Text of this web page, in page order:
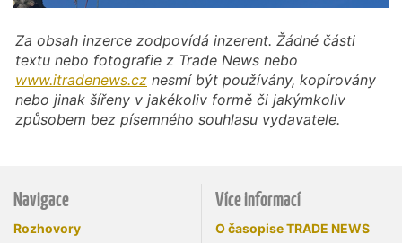
Za obsah inzerce zodpovídá inzerent. Žádné části
textu nebo fotografie z Trade News nebo
www.itradenews.cz nesmí být používány, kopírovány
nebo jinak šířeny v jakékoliv formě či jakýmkoliv
způsobem bez písemného souhlasu vydavatele.
Navigace
Rozhovory
Více informací
O časopise TRADE NEWS